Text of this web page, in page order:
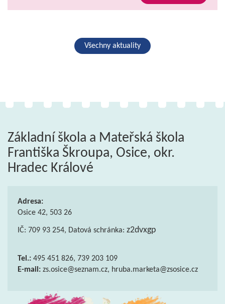
Všechny aktuality
Základní škola a Mateřská škola
Františka Škroupa, Osice, okr.
Hradec Králové
Adresa:
Osice 42, 503 26
IČ: 709 93 254, Datová schránka: z2dvxgp
Tel.: 495 451 826, 739 203 109
E-mail: zs.osice@seznam.cz, hruba.marketa@zsosice.cz